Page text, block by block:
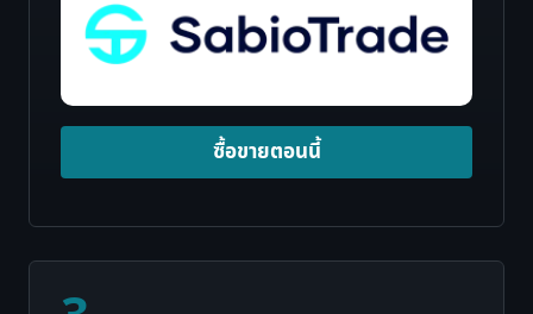
ซื้อขายตอนนี้